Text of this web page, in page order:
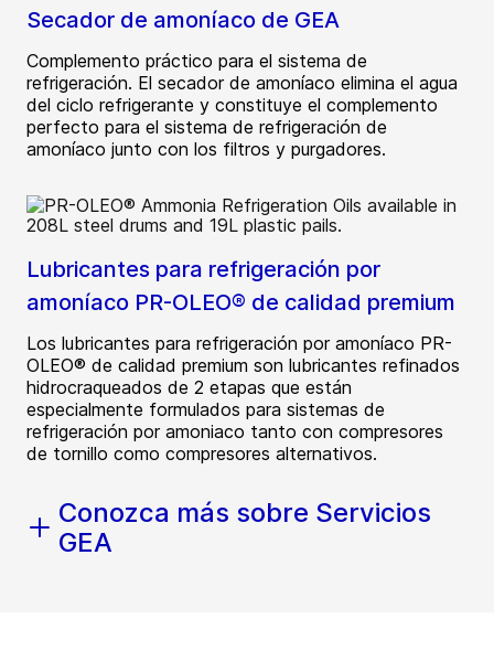
Secador de amoníaco de GEA
Complemento práctico para el sistema de
refrigeración. El secador de amoníaco elimina el agua
del ciclo refrigerante y constituye el complemento
perfecto para el sistema de refrigeración de
amoníaco junto con los filtros y purgadores.
Lubricantes para refrigeración por
amoníaco PR-OLEO® de calidad premium
Los lubricantes para refrigeración por amoníaco PR-
OLEO® de calidad premium son lubricantes refinados
hidrocraqueados de 2 etapas que están
especialmente formulados para sistemas de
refrigeración por amoniaco tanto con compresores
de tornillo como compresores alternativos.
Conozca más sobre Servicios
GEA